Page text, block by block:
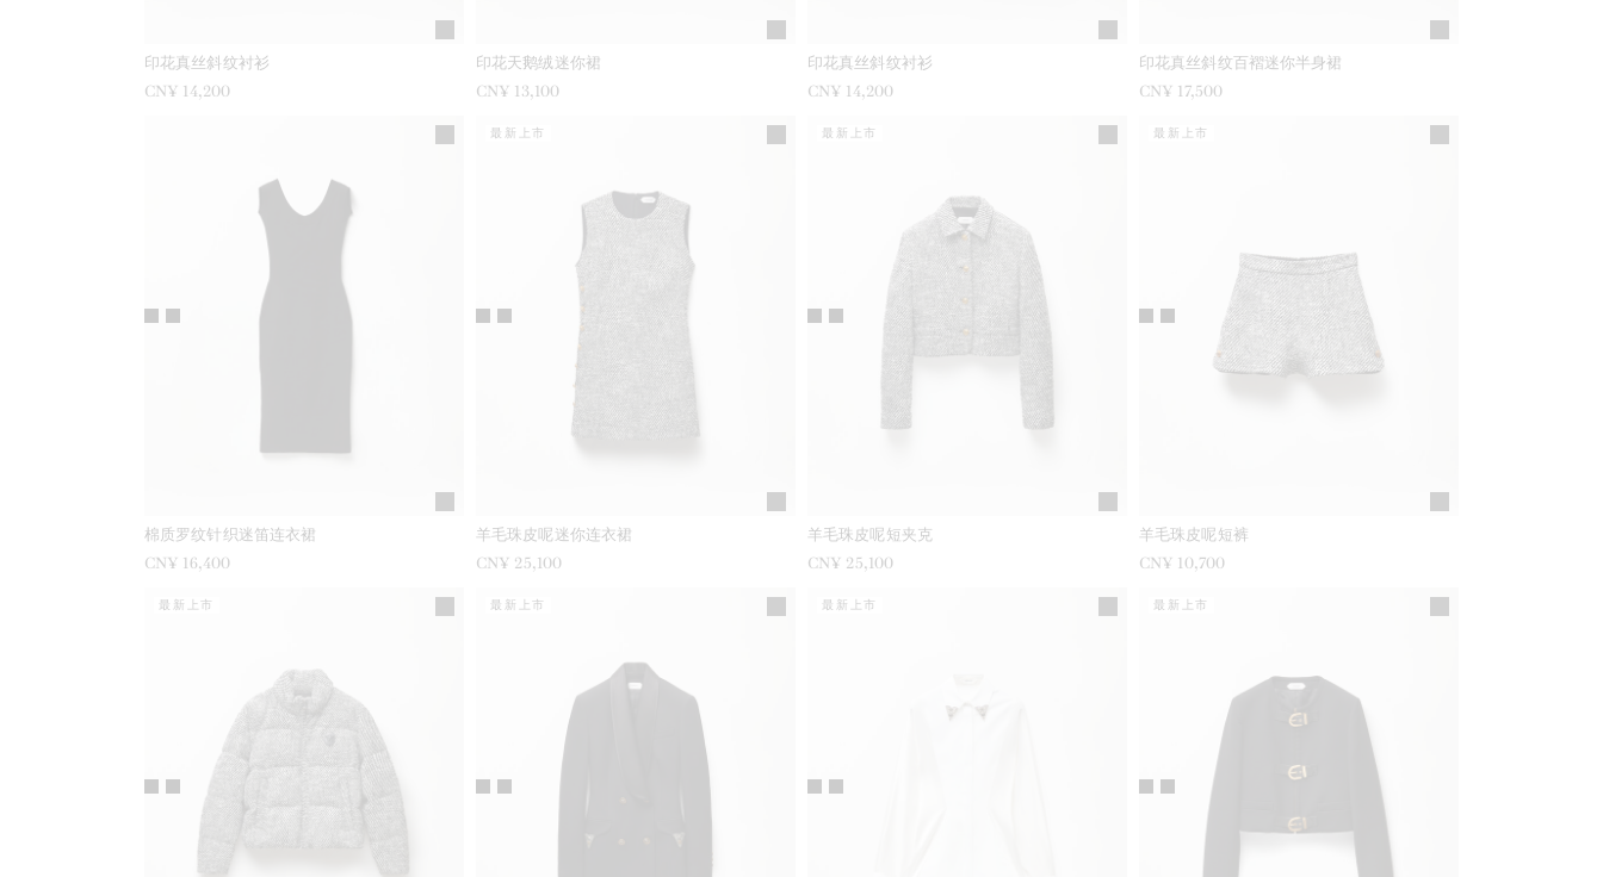
印花真丝斜纹衬衫
CN¥ 14,200
印花天鹅绒迷你裙
CN¥ 13,100
印花真丝斜纹衬衫
CN¥ 14,200
印花真丝斜纹百褶迷你半身裙
CN¥ 17,500
棉质罗纹针织迷笛连衣裙
CN¥ 16,400
羊毛珠皮呢迷你连衣裙
CN¥ 25,100
最新上市
羊毛珠皮呢短夹克
CN¥ 25,100
最新上市
羊毛珠皮呢短裤
CN¥ 10,700
最新上市
最新上市 最新上市 最新上市 最新上市